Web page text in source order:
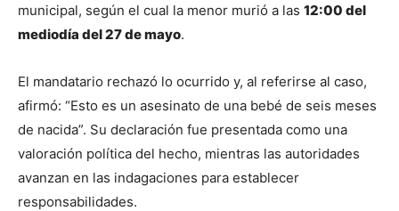
municipal, según el cual la menor murió a las 12:00 del
mediodía del 27 de mayo.
El mandatario rechazó lo ocurrido y, al referirse al caso,
afirmó: “Esto es un asesinato de una bebé de seis meses
de nacida”. Su declaración fue presentada como una
valoración política del hecho, mientras las autoridades
avanzan en las indagaciones para establecer
responsabilidades.